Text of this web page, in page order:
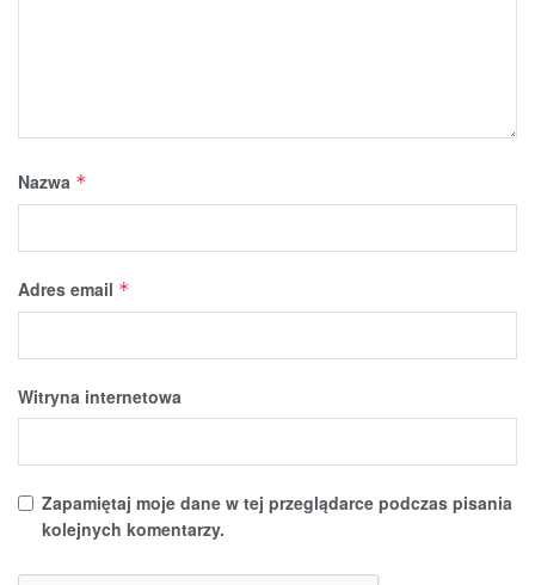
Nazwa *
Adres email *
Witryna internetowa
Zapamiętaj moje dane w tej przeglądarce podczas pisania
kolejnych komentarzy.